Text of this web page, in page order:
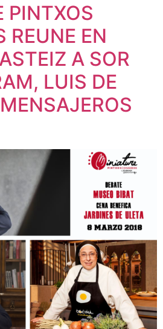
PINTXOS
REUNE EN
A SOR
LUIS DE